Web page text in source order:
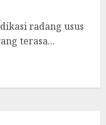
radang usus
terasa...